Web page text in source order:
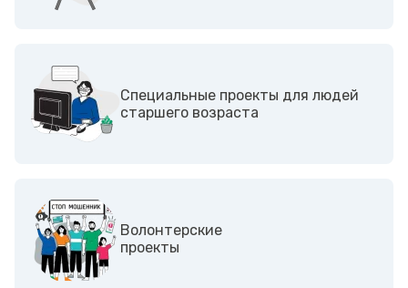
Специальные проекты для людей
старшего возраста
Волонтерские
проекты